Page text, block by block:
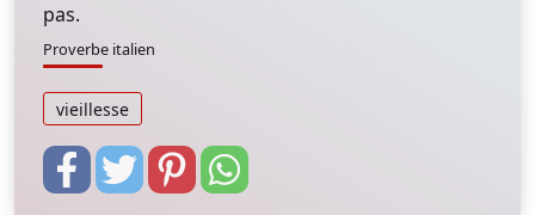
pas.
Proverbe italien
vieillesse